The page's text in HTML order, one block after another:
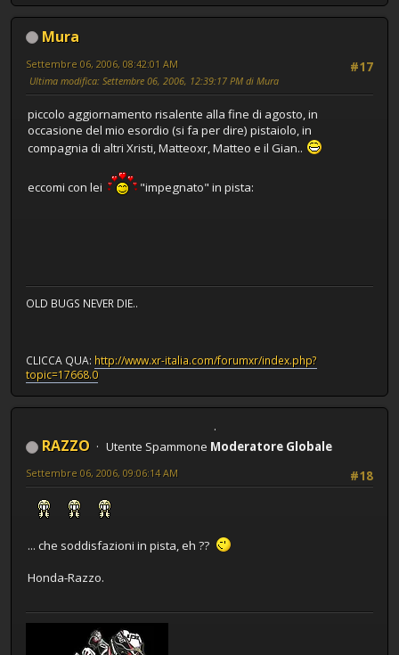
Mura
#17
Settembre 06, 2006, 08:42:01 AM
Ultima modifica: Settembre 06, 2006, 12:39:17 PM di Mura
piccolo aggiornamento risalente alla fine di agosto, in
occasione del mio esordio (si fa per dire) pistaiolo, in
compagnia di altri Xristi, Matteoxr, Matteo e il Gian..
eccomi con lei "impegnato" in pista:
OLD BUGS NEVER DIE..
CLICCA QUA: http://www.xr-italia.com/forumxr/index.php?
topic=17668.0
RAZZO Utente Spammone Moderatore Globale
#18
Settembre 06, 2006, 09:06:14 AM
... che soddisfazioni in pista, eh ??
Honda-Razzo.